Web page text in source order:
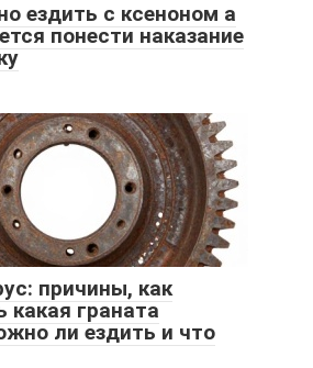
ездить с ксеноном а
понести наказание
причины, как
какая граната
ли ездить и что